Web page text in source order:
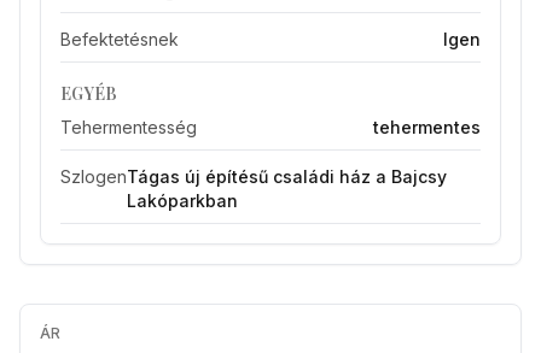
Befektetésnek Igen
EGYÉB
Tehermentesség tehermentes
SzlogenTágas új építésű családi ház a Bajcsy
Lakóparkban
ÁR